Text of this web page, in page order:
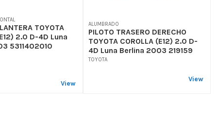
TOYOTA
2.0 D-4D Luna
5311402010
View
ALUMBRADO
PILOTO TRASERO DERECHO
TOYOTA COROLLA (E12) 2.0 D-
4D Luna Berlina 2003 219159
TOYOTA
View